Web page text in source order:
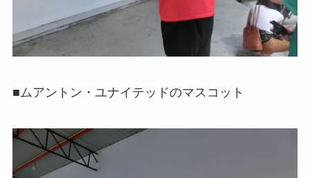
■ムアントン・ユナイテッドのマスコット